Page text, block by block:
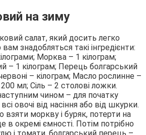
на зиму
салат, який досить легко
знадобляться такі інгредієнти:
Морква – 1 кілограм;
– 1 кілограм; Перець болгарський
– кілограм; Масло рослинне –
мл; Сіль – 2 столові ложки.
чином – для початку
овочі від насіння або від шкурки.
взяти моркву і буряк, потерти на
в окремі ємності. Потім потрібно